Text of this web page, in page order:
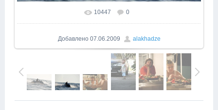
В реальном размере 1000x669
10447 0
Добавлено 07.06.2009 alakhadze